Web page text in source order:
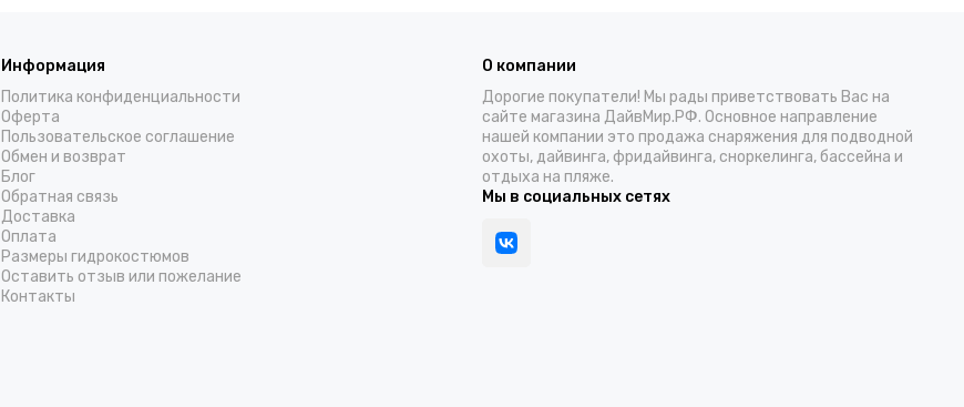
Информация
Политика конфиденциальности
Оферта
Пользовательское соглашение
Обмен и возврат
Блог
Обратная связь
Доставка
Оплата
Размеры гидрокостюмов
Оставить отзыв или пожелание
Контакты
О компании
Дорогие покупатели! Мы рады приветствовать Вас на
сайте магазина ДайвМир.РФ. Основное направление
нашей компании это продажа снаряжения для подводной
охоты, дайвинга, фридайвинга, сноркелинга, бассейна и
отдыха на пляже.
Мы в социальных сетях